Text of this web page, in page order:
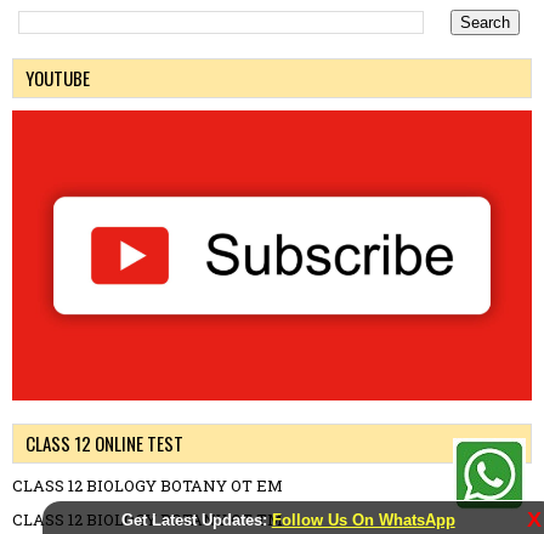
Get Latest Updates:Follow Us On WhatsApp X
YOUTUBE
CLASS 12 ONLINE TEST
CLASS 12 BIOLOGY BOTANY OT EM
CLASS 12 BIOLOGY BOTANY OT TM